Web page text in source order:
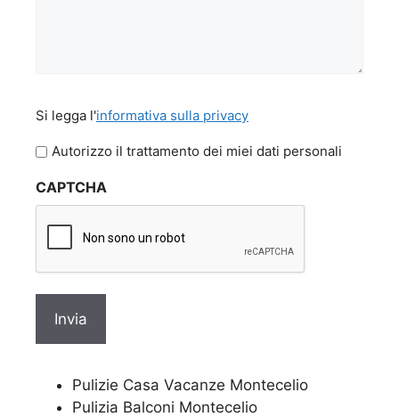
legga
l'informativa
privacy
Si legga l'informativa sulla privacy
Autorizzo il trattamento dei miei dati personali
CAPTCHA
Pulizie Casa Vacanze Montecelio
Pulizia Balconi Montecelio